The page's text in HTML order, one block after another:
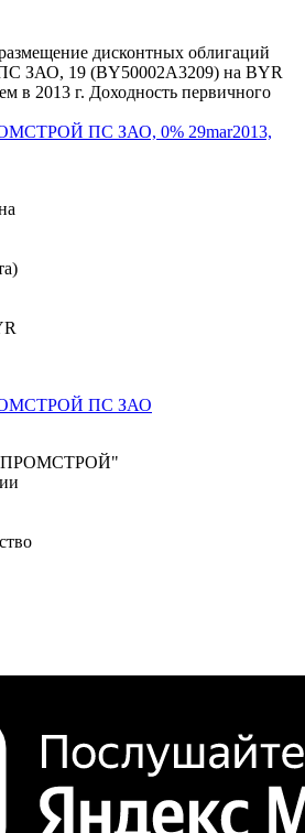
дисконтных облигаций
19 (BY50002A3209) на BYR
в 2013 г. Доходность первичного
ПС ЗАО, 0% 29mar2013,
ПС ЗАО
ПРОМСТРОЙ"